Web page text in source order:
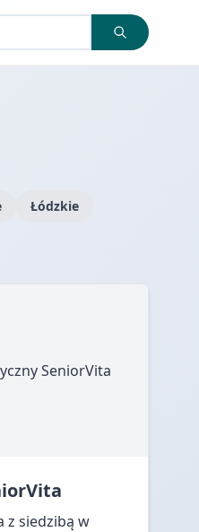
Łódzkie
z siedzibą w